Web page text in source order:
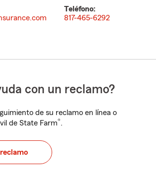
Teléfono:
817-465-6292
con un reclamo?
de su reclamo en línea o
de State Farm®.